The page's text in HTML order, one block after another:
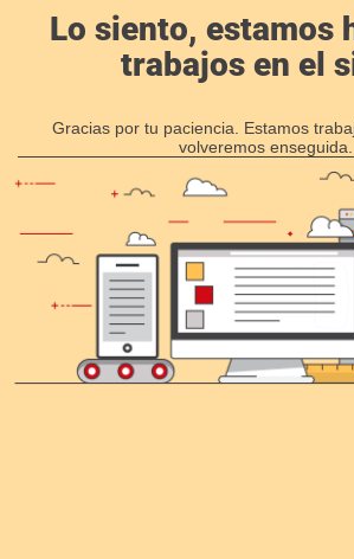
Lo siento, estamos
trabajos en el
Gracias por tu paciencia. Estamos
volveremos enseguida.